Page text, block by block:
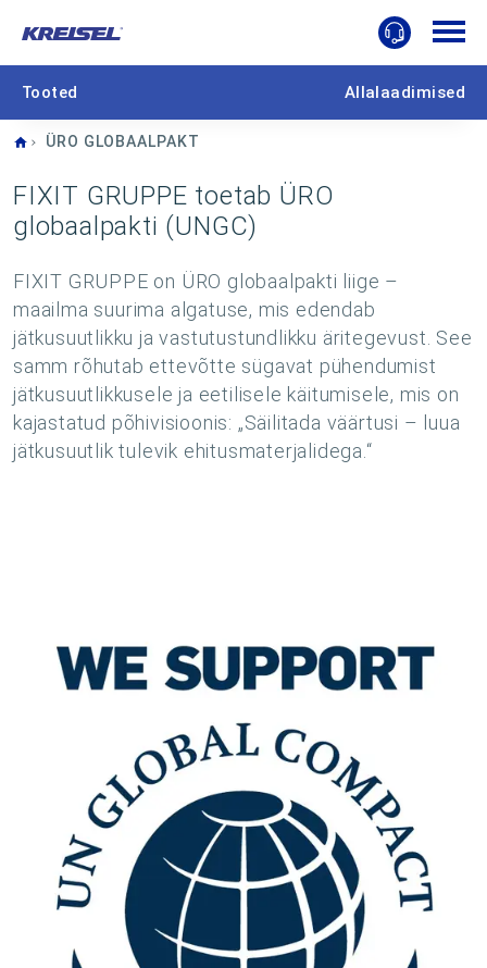
Tooted Allalaadimised
Home
ÜRO GLOBAALPAKT
FIXIT GRUPPE toetab ÜRO
globaalpakti (UNGC)
FIXIT GRUPPE on ÜRO globaalpakti liige –
maailma suurima algatuse, mis edendab
jätkusuutlikku ja vastutustundlikku äritegevust. See
samm rõhutab ettevõtte sügavat pühendumist
jätkusuutlikkusele ja eetilisele käitumisele, mis on
kajastatud põhivisioonis: „Säilitada väärtusi – luua
jätkusuutlik tulevik ehitusmaterjalidega.“